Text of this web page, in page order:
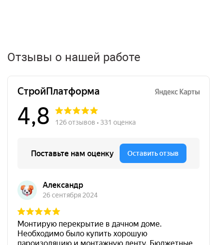
Отзывы о нашей работе